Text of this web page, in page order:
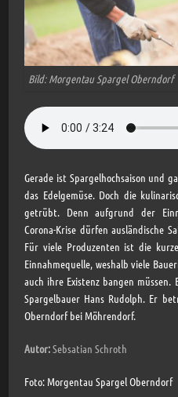
Bild: Morgentau Spargel Oberndorf
Gerade ist Spargelhochsaison und
das Edelgemüse. Doch die
getrübt. Denn aufgrund der
Corona-Krise dürfen ausländische
Für viele Produzenten ist die
Einnahmequelle, weshalb viele
auch ihre Existenz bangen
Spargelbauer Hans Rudolph. Er
Oberndorf bei Möhrendorf.
Autor:Sebsatian Schroth
Foto: Morgentau Spargel Oberndorf